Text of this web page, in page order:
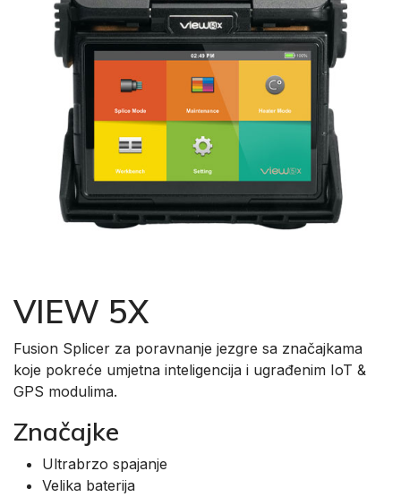
VIEW 5X
Fusion Splicer za poravnanje jezgre sa značajkama
koje pokreće umjetna inteligencija i ugrađenim IoT &
GPS modulima.
Značajke
Ultrabrzo spajanje
Velika baterija